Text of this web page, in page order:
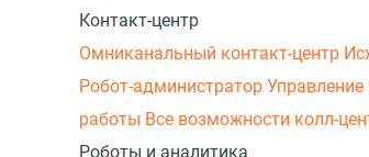
Контакт-центр
Омниканальный контакт-центр
Робот-администратор
работы Все возможности колл-
Роботы и аналитика